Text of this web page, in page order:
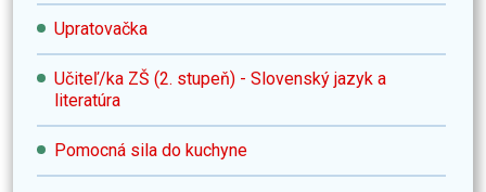
Upratovačka
Učiteľ/ka ZŠ (2. stupeň) - Slovenský jazyk a
literatúra
Pomocná sila do kuchyne